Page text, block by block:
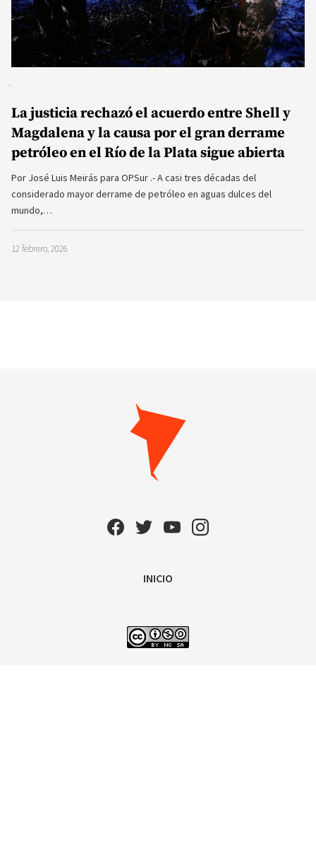
La justicia rechazó el acuerdo entre Shell y
Magdalena y la causa por el gran derrame
petróleo en el Río de la Plata sigue abierta
Por José Luis Meirás para OPSur .- A casi tres décadas del
considerado mayor derrame de petróleo en aguas dulces del
mundo,…
12 febrero, 2026
INICIO